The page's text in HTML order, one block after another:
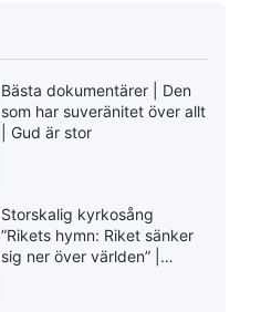
Bästa dokumentärer | Den
som har suveränitet över allt
| Gud är stor
Storskalig kyrkosång
”Rikets hymn: Riket sänker
sig ner över världen” |